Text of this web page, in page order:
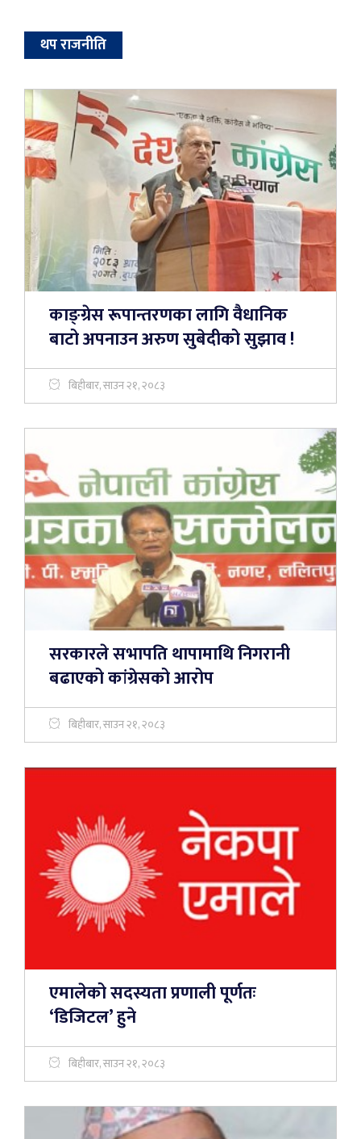
थप राजनीति
काङ्ग्रेस रूपान्तरणका लागि वैधानिक
बाटो अपनाउन अरुण सुबेदीको सुझाव !
बिहीबार, साउन २१, २०८३
सरकारले सभापति थापामाथि निगरानी
बढाएको कांग्रेसको आरोप
बिहीबार, साउन २१, २०८३
एमालेको सदस्यता प्रणाली पूर्णतः
‘डिजिटल’ हुने
बिहीबार, साउन २१, २०८३